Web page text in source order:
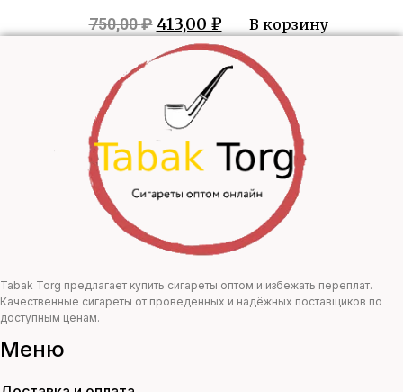
750,00₽ Первоначальная
цена
составляла
750,00 ₽.
413,00 ₽Текущая
цена:
413,00 ₽.
В корзину
Tabak Torg предлагает купить сигареты оптом и избежать переплат.
Качественные сигареты от проведенных и надёжных поставщиков по
доступным ценам.
Меню